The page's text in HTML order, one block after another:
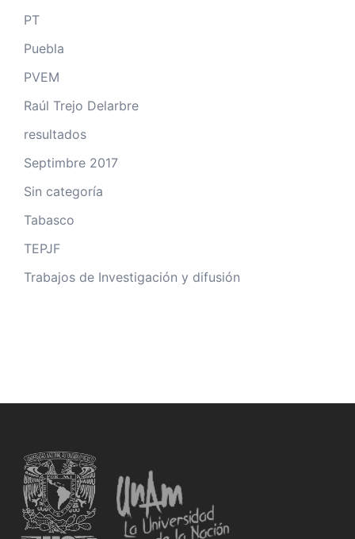
PT
Puebla
PVEM
Raúl Trejo Delarbre
resultados
Septimbre 2017
Sin categoría
Tabasco
TEPJF
Trabajos de Investigación y difusión